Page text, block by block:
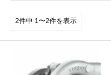
2件中 1〜2件を表示